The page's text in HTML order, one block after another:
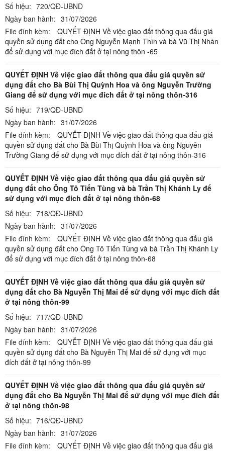
Số hiệu: 720/QĐ-UBND
Ngày ban hành: 31/07/2026
File đính kèm:
QUYẾT ĐỊNH Về việc giao đất thông qua đấu giá
quyền sử dụng đất cho Ông Nguyễn Mạnh Thìn và bà Vũ Thị Nhàn
để sử dụng với mục đích đất ở tại nông thôn -65
QUYẾT ĐỊNH Về việc giao đất thông qua đấu giá quyền sử
dụng đất cho Bà Bùi Thị Quỳnh Hoa và ông Nguyễn Trường
Giang để sử dụng với mục đích đất ở tại nông thôn-316
Số hiệu: 719/QĐ-UBND
Ngày ban hành: 31/07/2026
File đính kèm:
QUYẾT ĐỊNH Về việc giao đất thông qua đấu giá
quyền sử dụng đất cho Bà Bùi Thị Quỳnh Hoa và ông Nguyễn
Trường Giang để sử dụng với mục đích đất ở tại nông thôn-316
QUYẾT ĐỊNH Về việc giao đất thông qua đấu giá quyền sử
dụng đất cho Ông Tô Tiến Tùng và bà Trần Thị Khánh Ly để
sử dụng với mục đích đất ở tại nông thôn-68
Số hiệu: 718/QĐ-UBND
Ngày ban hành: 31/07/2026
File đính kèm:
QUYẾT ĐỊNH Về việc giao đất thông qua đấu giá
quyền sử dụng đất cho Ông Tô Tiến Tùng và bà Trần Thị Khánh Ly
để sử dụng với mục đích đất ở tại nông thôn-68
QUYẾT ĐỊNH Về việc giao đất thông qua đấu giá quyền sử
dụng đất cho Bà Nguyễn Thị Mai để sử dụng với mục đích đất
ở tại nông thôn-99
Số hiệu: 717/QĐ-UBND
Ngày ban hành: 31/07/2026
File đính kèm:
QUYẾT ĐỊNH Về việc giao đất thông qua đấu giá
quyền sử dụng đất cho Bà Nguyễn Thị Mai để sử dụng với mục
đích đất ở tại nông thôn-99
QUYẾT ĐỊNH Về việc giao đất thông qua đấu giá quyền sử
dụng đất cho Bà Nguyễn Thị Mai để sử dụng với mục đích đất
ở tại nông thôn-98
Số hiệu: 716/QĐ-UBND
Ngày ban hành: 31/07/2026
File đính kèm:
QUYẾT ĐỊNH Về việc giao đất thông qua đấu giá